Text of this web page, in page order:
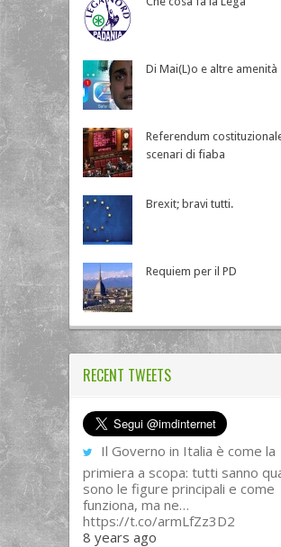
Di Mai(L)o e altre amenità
Referendum
scenari di fiaba
Brexit; bravi tutti.
Requiem per il PD
RECENT TWEETS
Il Governo in Italia è come la
primiera a scopa: tutti sanno
sono le figure principali e come
funziona, ma ne…
https://t.co/armLfZz3D2
8 years ago